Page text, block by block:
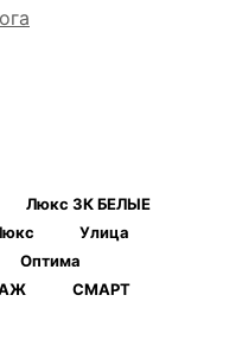
Люкс 3К БЕЛЫЕ
Улица
Оптима
СМАРТ